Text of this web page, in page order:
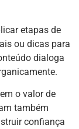
etapas de
ou dicas para
dialoga
o valor de
também
confiança